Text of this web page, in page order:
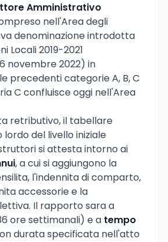
Amministrativo
nell'Area degli
denominazione introdotta
Locali 2019-2021
novembre 2022) in
precedenti categorie A, B, C
C confluisce oggi nell'Area
retributivo, il tabellare
del livello iniziale
si attesta intorno ai
, a cui si aggiungono la
l'indennita di comparto,
accessorie e la
Il rapporto sara a
ore settimanali) e a tempo
durata specificata nell'atto